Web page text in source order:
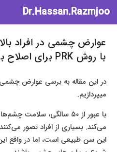
Dr.Hassan.Razmjoo
با روش PRK برای اصلاح بینایی
میپردازیم.
با عبور از ۵۰ سالگی،
می‌کند. بسیاری از افراد تصور
این سن طبیعی است، اما در واقع